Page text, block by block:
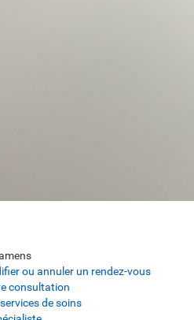
ou annuler un rendez-vous
consultation
de soins